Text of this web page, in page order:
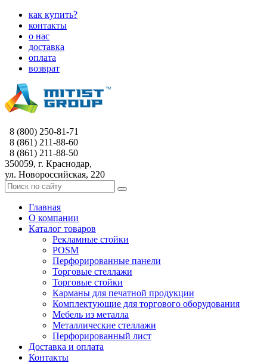
как купить?
контакты
о нас
доставка
оплата
возврат
8 (800) 250-81-71
8 (861) 211-88-60
8 (861) 211-88-50
350059, г. Краснодар,
ул. Новороссийская, 220
Главная
О компании
Каталог товаров
Рекламные стойки
POSM
Перфорированные панели
Торговые стеллажи
Торговые стойки
Карманы для печатной продукции
Комплектующие для торгового оборудования
Мебель из металла
Металлические стеллажи
Перфорированный лист
Доставка и оплата
Контакты